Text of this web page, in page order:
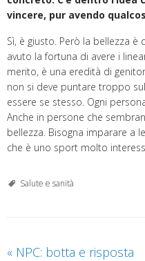
vincere, pur avendo
Sì, è giusto. Però la bellezza
avuto la fortuna di avere i
merito, è una eredità di
non si deve puntare troppo
essere se stesso. Ogni
Anche in persone che
bellezza. Bisogna imparare a
che è uno sport molto
Salute e sanità
« NPC: botta e risposta